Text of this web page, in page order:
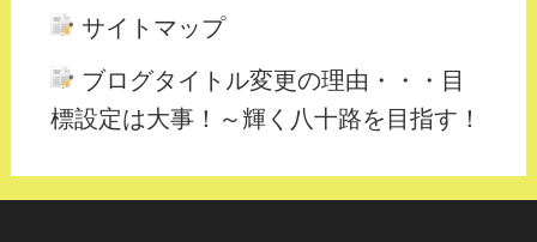
サイトマップ
ブログタイトル変更の理由・・・目
標設定は大事！～輝く八十路を目指す！